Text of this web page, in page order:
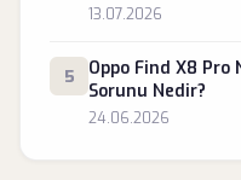
13.07.2026
5
Oppo Find X8 Pro
Sorunu Nedir?
24.06.2026